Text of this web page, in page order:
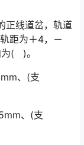
正线道岔，轨道
距为＋4，－
( )。󠅅󠅃󠄵󠅂󠄪󠇖󠆨󠆨󠇕󠆞󠆒󠅬󠇘󠆭󠆘󠇙󠆝󠅵󠇗󠆭󠆁󠄐󠇗󠅹󠅸󠇖󠆍󠅳󠇖󠅹󠅰󠇖󠆌󠅹
、(支
、(支